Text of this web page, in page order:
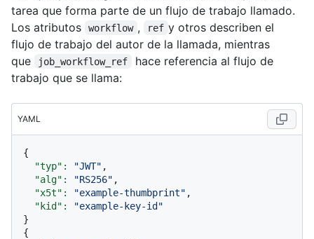
tarea que forma parte de un flujo de trabajo llamado.
Los atributos
workflow , ref y otros describen el
flujo de trabajo del autor de la llamada, mientras
que
job_workflow_ref
hace referencia al flujo de
trabajo que se llama:
YAML
{
"typ":
"JWT" ,
"alg":
"RS256" ,
"x5t":
"example-thumbprint" ,
"kid":
"example-key-id"
}
{